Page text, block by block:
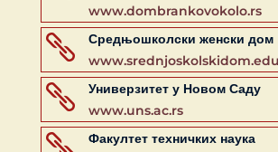
www.dombrankovokolo.rs

Средњошколски женски дом

Универзитет у Новом Саду
www.uns.ac.rs

Факултет техничких наука